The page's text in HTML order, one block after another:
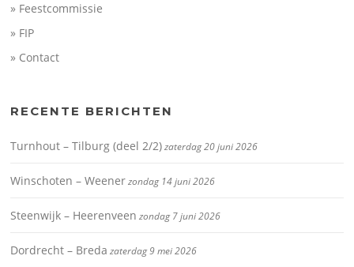
» Feestcommissie
» FIP
» Contact
RECENTE BERICHTEN
Turnhout – Tilburg (deel 2/2)zaterdag 20 juni 2026
Winschoten – Weenerzondag 14 juni 2026
Steenwijk – Heerenveen zondag 7 juni 2026
Dordrecht – Breda zaterdag 9 mei 2026